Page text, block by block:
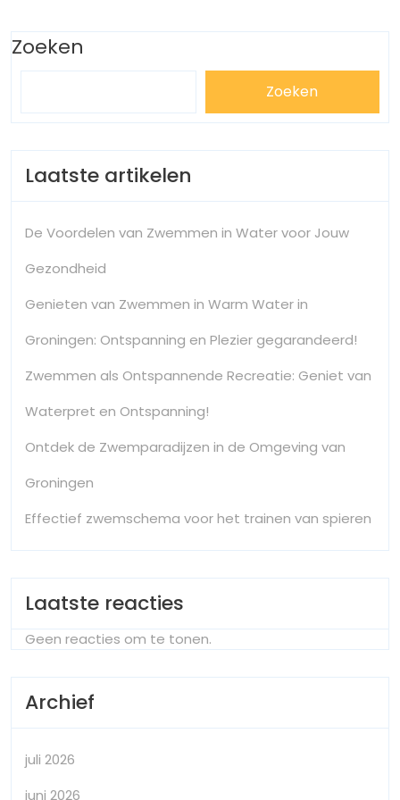
Zoeken
Zoeken
Laatste artikelen
De Voordelen van Zwemmen in Water voor Jouw
Gezondheid
Genieten van Zwemmen in Warm Water in
Groningen: Ontspanning en Plezier gegarandeerd!
Zwemmen als Ontspannende Recreatie: Geniet van
Waterpret en Ontspanning!
Ontdek de Zwemparadijzen in de Omgeving van
Groningen
Effectief zwemschema voor het trainen van spieren
Laatste reacties
Geen reacties om te tonen.
Archief
juli 2026
juni 2026